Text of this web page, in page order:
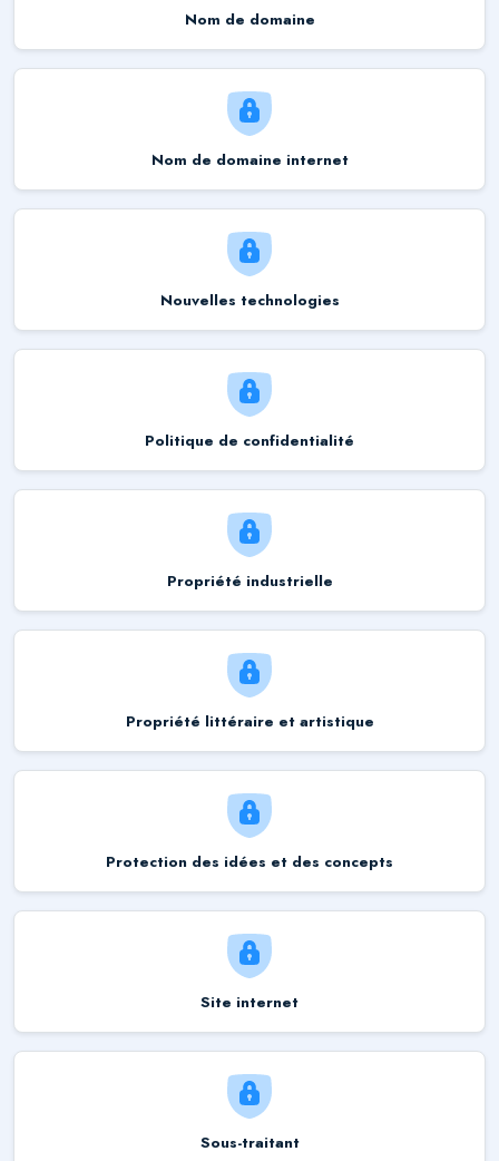
Nom de domaine
Nom de domaine internet
Nouvelles technologies
Politique de confidentialité
Propriété industrielle
Propriété littéraire et artistique
Protection des idées et des concepts
Site internet
Sous-traitant